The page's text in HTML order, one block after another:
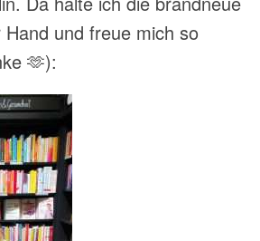
und freue mich so
🫶):